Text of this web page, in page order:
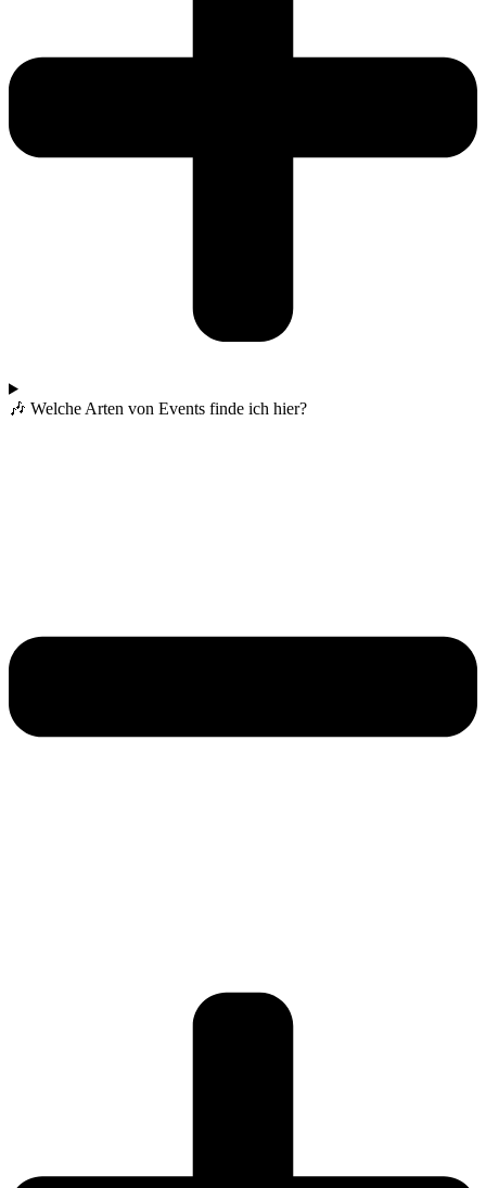
🎶 Welche Arten von Events finde ich hier?